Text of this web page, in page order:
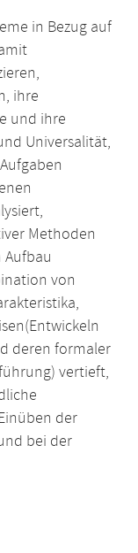
in Bezug auf
ihre
und ihre
Universalität,
Methoden
von
deren formaler
vertieft,
der
bei der